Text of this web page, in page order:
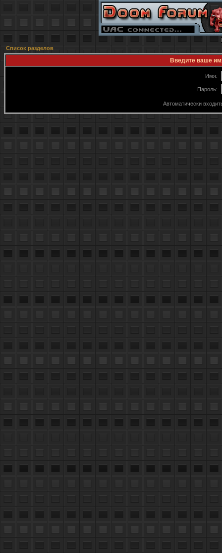
Список разделов
Введите ваше
Имя:
Пароль:
Автоматически